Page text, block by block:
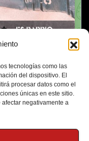
tecnologías como las
del dispositivo. El
procesar datos como el
únicas en este sitio.
negativamente a